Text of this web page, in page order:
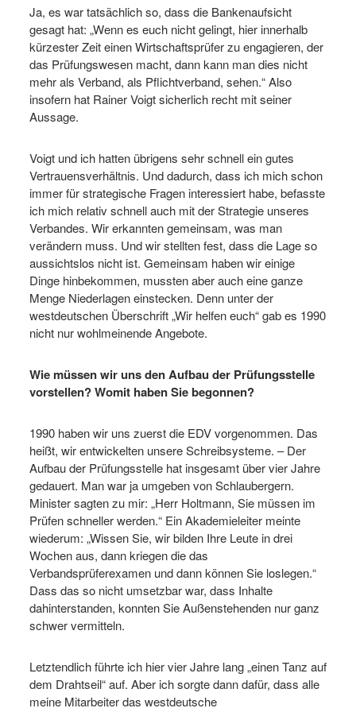
Ja, es war tatsächlich so, dass die Bankenaufsicht
gesagt hat: „Wenn es euch nicht gelingt, hier innerhalb
kürzester Zeit einen Wirtschaftsprüfer zu engagieren, der
das Prüfungswesen macht, dann kann man dies nicht
mehr als Verband, als Pflichtverband, sehen.“ Also
insofern hat Rainer Voigt sicherlich recht mit seiner
Aussage.
Voigt und ich hatten übrigens sehr schnell ein gutes
Vertrauensverhältnis. Und dadurch, dass ich mich schon
immer für strategische Fragen interessiert habe, befasste
ich mich relativ schnell auch mit der Strategie unseres
Verbandes. Wir erkannten gemeinsam, was man
verändern muss. Und wir stellten fest, dass die Lage so
aussichtslos nicht ist. Gemeinsam haben wir einige
Dinge hinbekommen, mussten aber auch eine ganze
Menge Niederlagen einstecken. Denn unter der
westdeutschen Überschrift „Wir helfen euch“ gab es 1990
nicht nur wohlmeinende Angebote.
Wie müssen wir uns den Aufbau der Prüfungsstelle
vorstellen? Womit haben Sie begonnen?
1990 haben wir uns zuerst die EDV vorgenommen. Das
heißt, wir entwickelten unsere Schreibsysteme. – Der
Aufbau der Prüfungsstelle hat insgesamt über vier Jahre
gedauert. Man war ja umgeben von Schlaubergern.
Minister sagten zu mir: „Herr Holtmann, Sie müssen im
Prüfen schneller werden.“ Ein Akademieleiter meinte
wiederum: „Wissen Sie, wir bilden Ihre Leute in drei
Wochen aus, dann kriegen die das
Verbandsprüferexamen und dann können Sie loslegen.“
Dass das so nicht umsetzbar war, dass Inhalte
dahinterstanden, konnten Sie Außenstehenden nur ganz
schwer vermitteln.
Letztendlich führte ich hier vier Jahre lang „einen Tanz auf
dem Drahtseil“ auf. Aber ich sorgte dann dafür, dass alle
meine Mitarbeiter das westdeutsche